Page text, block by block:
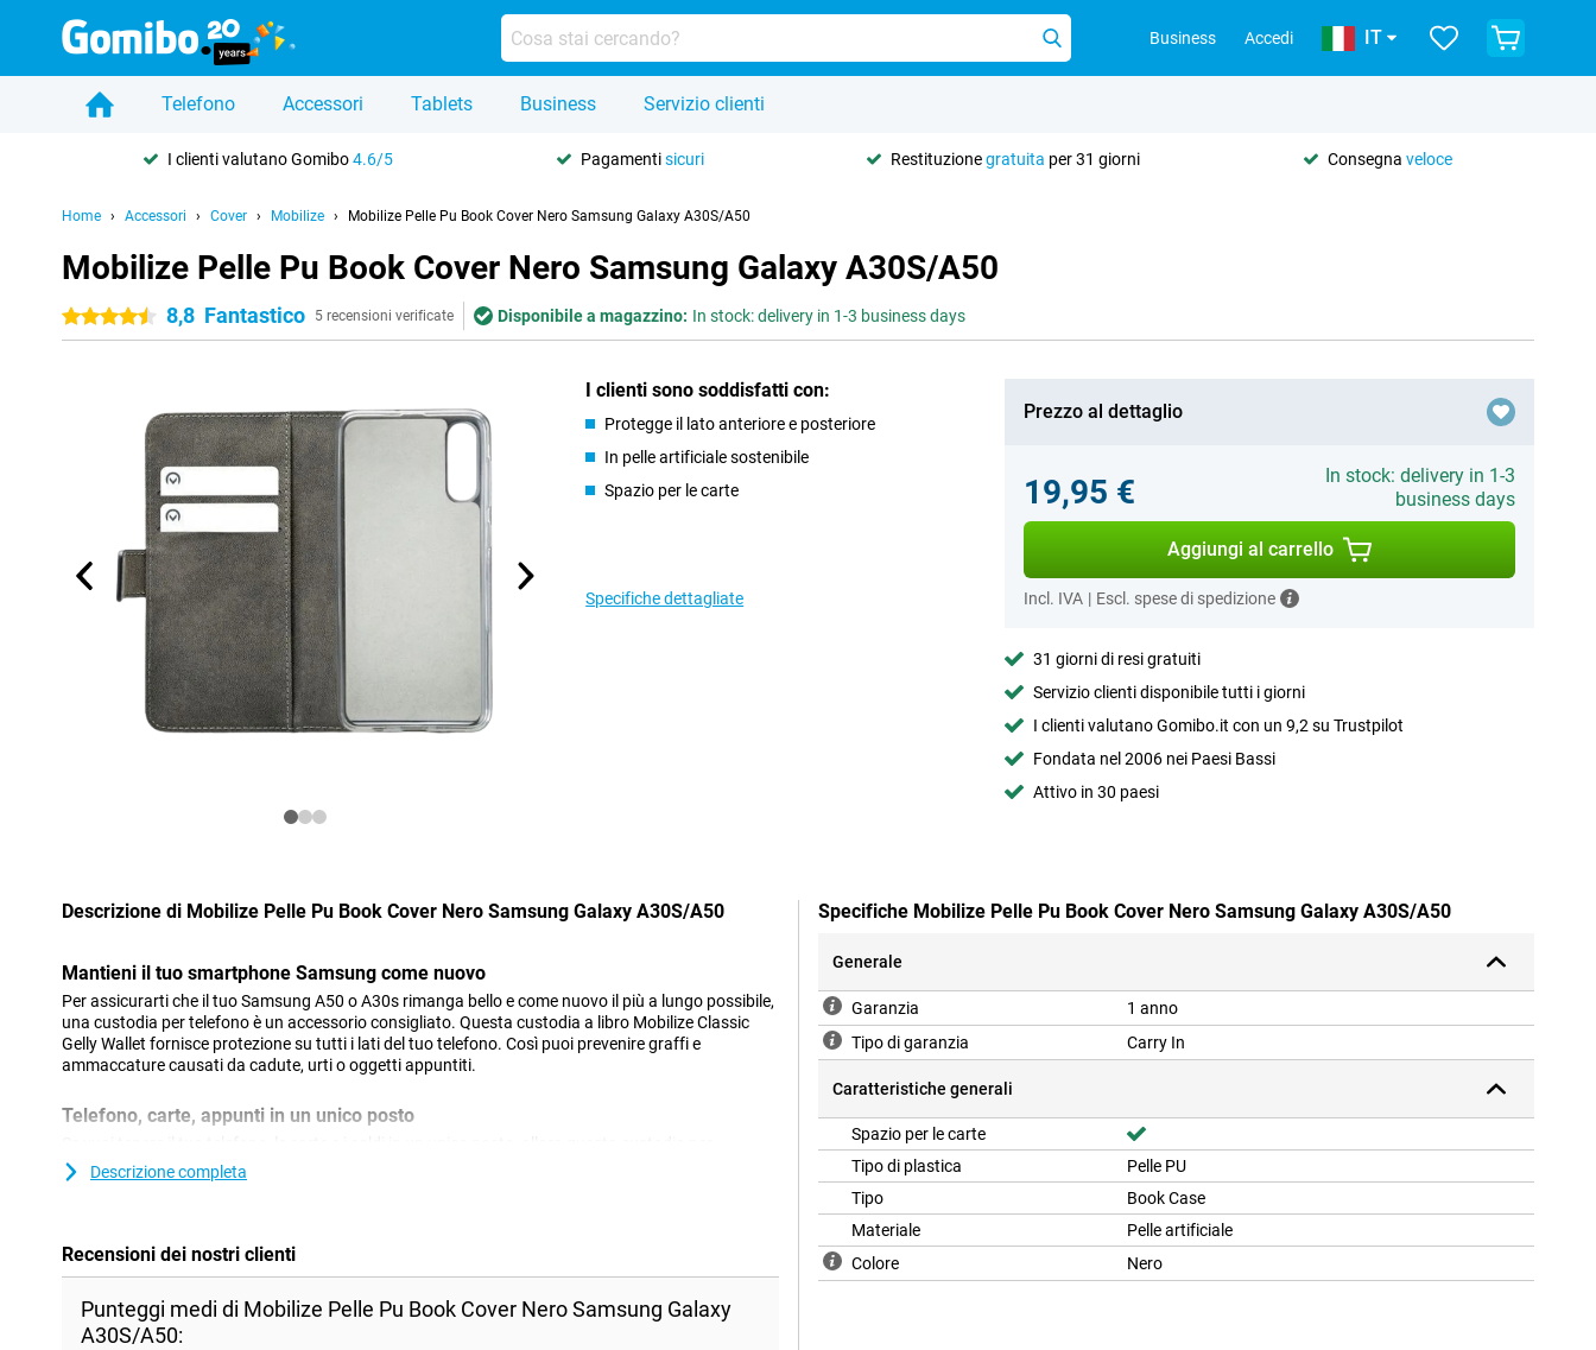
Business Accedi IT
Telefono Accessori Tablets Business Servizio clienti
I clienti valutano Gomibo4.6/5 Pagamentisicuri Restituzionegratuita per 31 giorni Consegnaveloce
Home Accessori Cover Mobilize Mobilize Pelle Pu Book Cover Nero Samsung Galaxy A30S/A50
Mobilize Pelle Pu Book Cover Nero Samsung Galaxy A30S/A50
4.5 stelle8,8 Fantastico 5 recensioni verificate Disponibile a magazzino: In stock: delivery in 1-3 business days
I clienti sono soddisfatti con:
Protegge il lato anteriore e posteriore
In pelle artificiale sostenibile
Spazio per le carte
Specifiche dettagliate
Prezzo al dettaglio
19,95 €
In stock: delivery in 1-3
business days
Aggiungi al carrello
Incl. IVA | Escl. spese di spedizione
31 giorni di resi gratuiti
Servizio clienti disponibile tutti i giorni
I clienti valutano Gomibo.it con un 9,2 su Trustpilot
Fondata nel 2006 nei Paesi Bassi
Attivo in 30 paesi
Descrizione di Mobilize Pelle Pu Book Cover Nero Samsung Galaxy A30S/A50
Mantieni il tuo smartphone Samsung come nuovo
Per assicurarti che il tuo Samsung A50 o A30s rimanga bello e come nuovo il più a lungo possibile,
una custodia per telefono è un accessorio consigliato. Questa custodia a libro Mobilize Classic
Gelly Wallet fornisce protezione su tutti i lati del tuo telefono. Così puoi prevenire graffi e
ammaccature causati da cadute, urti o oggetti appuntiti.
Telefono, carte, appunti in un unico posto
Samsung Galaxy A30s/A50 è perfetta. La libreria ha una custodia interna morbida per il tuo
dispositivo, ma anche spazio per carte e note. Questa cover in elegante ecopelle rimane chiusa
Descrizione completa
Recensioni dei nostri clienti
Punteggi medi di Mobilize Pelle Pu Book Cover Nero Samsung Galaxy
A30S/A50:
Specifiche Mobilize Pelle Pu Book Cover Nero Samsung Galaxy A30S/A50
Generale
Garanzia
1 anno
Tipo di garanzia
Carry In
Caratteristiche generali
Spazio per le carte
Tipo di plastica
Pelle PU
Tipo
Book Case
Materiale
Pelle artificiale
Colore
Nero